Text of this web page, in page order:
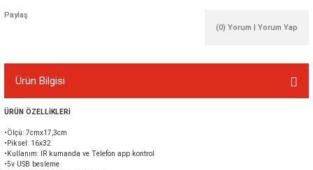
Paylaş
(0) Yorum | Yorum Yap
Ürün Bilgisi
ÜRÜN ÖZELLİKLERİ
•Ölçü: 7cmx17,3cm
•Piksel: 16x32
•Kullanım: IR kumanda ve Telefon app kontrol
•5v USB besleme